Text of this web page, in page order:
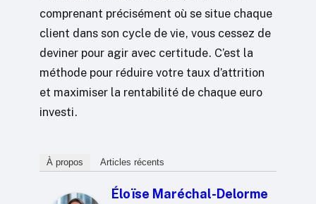
comprenant précisément où se situe chaque
client dans son cycle de vie, vous cessez de
deviner pour agir avec certitude. C’est la
méthode pour réduire votre taux d’attrition
et maximiser la rentabilité de chaque euro
investi.
À propos Articles récents
Éloïse Maréchal-Delorme